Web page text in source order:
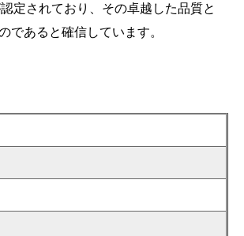
定されており、その卓越した品質と
あると確信しています。